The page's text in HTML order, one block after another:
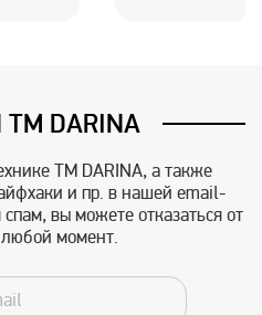
DARINA
TM DARINA, а также
и пр. в нашей email-
вы можете отказаться от
момент.